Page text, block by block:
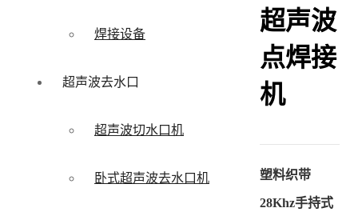
焊接设备
超声波去水口
超声波切水口机
卧式超声波去水口机
超声波
点焊接
机
塑料织带
28Khz手持式